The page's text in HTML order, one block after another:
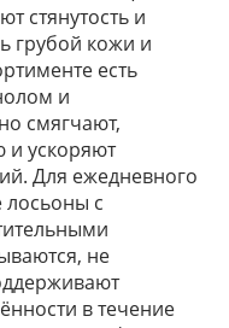
стянутость и
грубой кожи и
есть
и
смягчают,
и ускоряют
Для ежедневного
лосьоны с
не
в течение